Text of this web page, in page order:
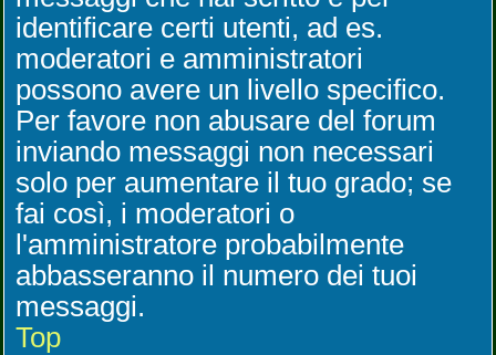
identificare certi utenti, ad es.
moderatori e amministratori
possono avere un livello specifico.
Per favore non abusare del forum
inviando messaggi non necessari
solo per aumentare il tuo grado; se
fai così, i moderatori o
l'amministratore probabilmente
abbasseranno il numero dei tuoi
messaggi.
Top